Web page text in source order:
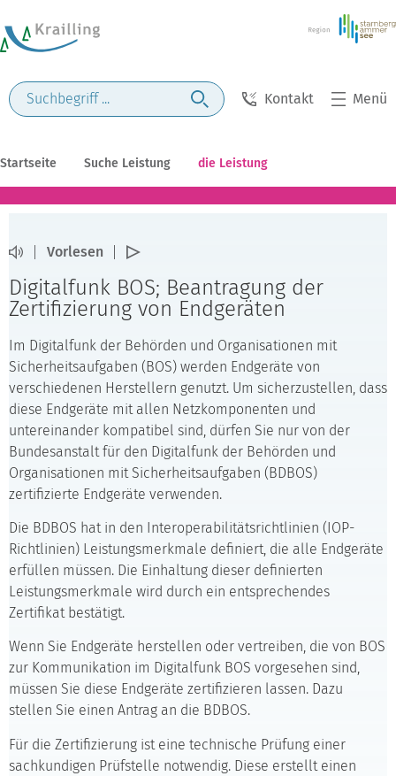
Kontakt Menü
Startseite Suche Leistung die Leistung
Vorlesen
Digitalfunk BOS; Beantragung der
Zertifizierung von Endgeräten
Im Digitalfunk der Behörden und Organisationen mit
Sicherheitsaufgaben (BOS) werden Endgeräte von
verschiedenen Herstellern genutzt. Um sicherzustellen, dass
diese Endgeräte mit allen Netzkomponenten und
untereinander kompatibel sind, dürfen Sie nur von der
Bundesanstalt für den Digitalfunk der Behörden und
Organisationen mit Sicherheitsaufgaben (BDBOS)
zertifizierte Endgeräte verwenden.
Die BDBOS hat in den Interoperabilitätsrichtlinien (IOP-
Richtlinien) Leistungsmerkmale definiert, die alle Endgeräte
erfüllen müssen. Die Einhaltung dieser definierten
Leistungsmerkmale wird durch ein entsprechendes
Zertifikat bestätigt.
Wenn Sie Endgeräte herstellen oder vertreiben, die von BOS
zur Kommunikation im Digitalfunk BOS vorgesehen sind,
müssen Sie diese Endgeräte zertifizieren lassen. Dazu
stellen Sie einen Antrag an die BDBOS.
Für die Zertifizierung ist eine technische Prüfung einer
sachkundigen Prüfstelle notwendig. Diese erstellt einen